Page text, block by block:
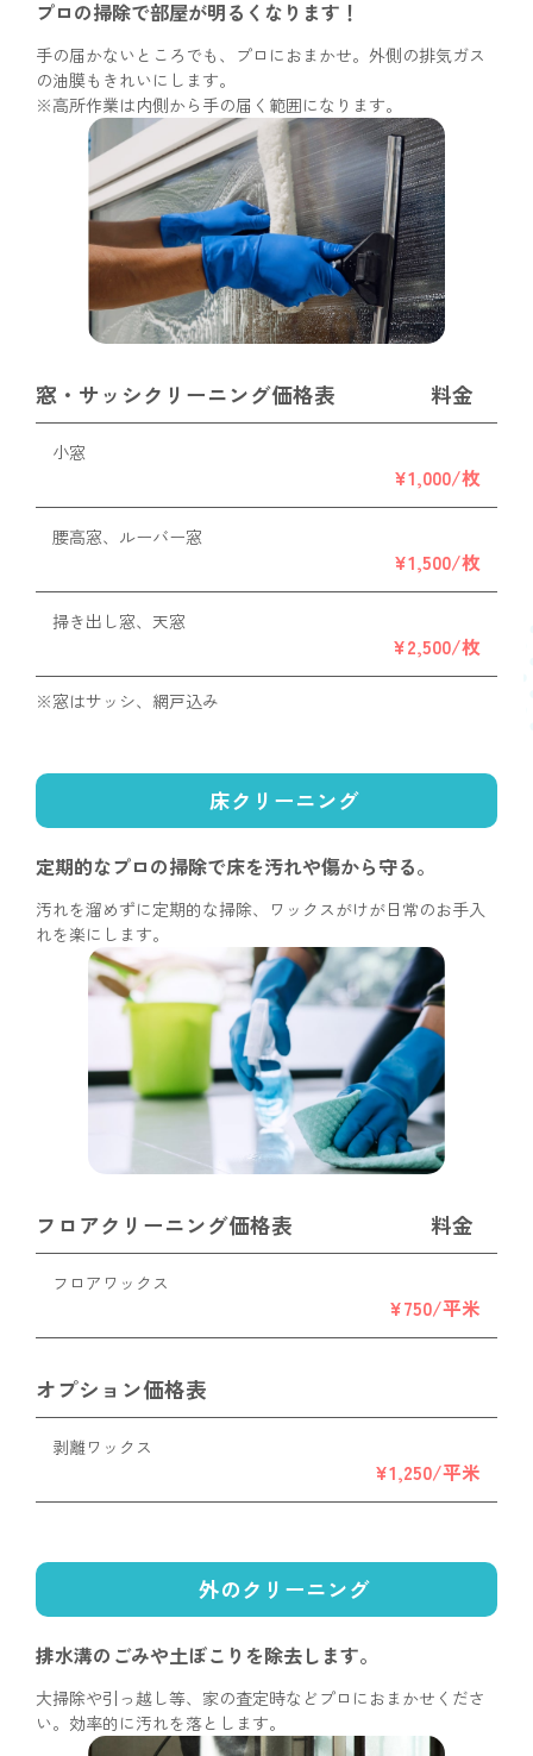
プロの掃除で部屋が明るくなります！
手の届かないところでも、プロにおまかせ。外側の排気ガス
の油膜もきれいにします。
※高所作業は内側から手の届く範囲になります。
窓・サッシクリーニング価格表 料金
小窓
¥1,000/枚
腰高窓、ルーバー窓
¥1,500/枚
掃き出し窓、天窓
¥2,500/枚
※窓はサッシ、網戸込み
床クリーニング
定期的なプロの掃除で床を汚れや傷から守る。
汚れを溜めずに定期的な掃除、ワックスがけが日常のお手入
れを楽にします。
フロアクリーニング価格表 料金
フロアワックス
¥750/平米
オプション価格表
剥離ワックス
¥1,250/平米
外のクリーニング
排水溝のごみや土ぼこりを除去します。
大掃除や引っ越し等、家の査定時などプロにおまかせくださ
い。効率的に汚れを落とします。